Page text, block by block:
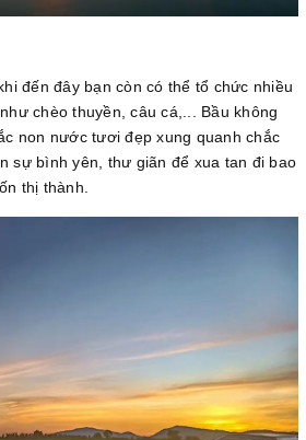
đến đây bạn còn có thể tổ chức nhiều
chèo thuyền, câu cá,... Bầu không
non nước tươi đẹp xung quanh chắc
sự bình yên, thư giãn để xua tan đi bao
thị thành.